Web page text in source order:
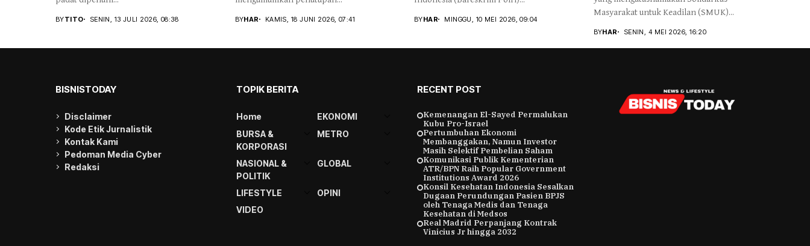
BYTITO SENIN, 13 JULI 2026, 08:38 BYHAR KAMIS, 18 JUNI 2026, 07:41 BYHAR MINGGU, 10 MEI 2026, 09:04
Masyarakat untuk Keadilan (SMUK)...
BYHAR SENIN, 4 MEI 2026, 16:20
BISNISTODAY
Disclaimer
Kode Etik Jurnalistik
Kontak Kami
Pedoman Media Cyber
Redaksi
TOPIK BERITA
Home
EKONOMI
BURSA &
KORPORASI
METRO
NASIONAL &
POLITIK
GLOBAL
LIFESTYLE
OPINI
VIDEO
RECENT POST
Kemenangan El-Sayed Permalukan
Kubu Pro-Israel
Pertumbuhan Ekonomi
Membanggakan, Namun Investor
Masih Selektif Pembelian Saham
Komunikasi Publik Kementerian
ATR/BPN Raih Popular Government
Institutions Award 2026
Konsil Kesehatan Indonesia Sesalkan
Dugaan Perundungan Pasien BPJS
oleh Tenaga Medis dan Tenaga
Kesehatan di Medsos
Real Madrid Perpanjang Kontrak
Vinicius Jr hingga 2032